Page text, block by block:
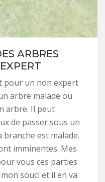
ARBRES
pour un non expert
arbre malade ou
arbre. Il peut
de passer sous un
est malade.
imminentes. Mes
vous ces parties
souci et il en va